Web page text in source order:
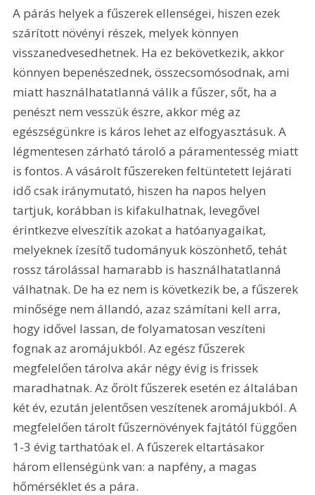
A párás helyek a fűszerek ellenségei, hiszen ezek
szárított növényi részek, melyek könnyen
visszanedvesedhetnek. Ha ez bekövetkezik, akkor
könnyen bepenészednek, összecsomósodnak, ami
miatt használhatatlanná válik a fűszer, sőt, ha a
penészt nem vesszük észre, akkor még az
egészségünkre is káros lehet az elfogyasztásuk. A
légmentesen zárható tároló a páramentesség miatt
is fontos. A vásárolt fűszereken feltüntetett lejárati
idő csak iránymutató, hiszen ha napos helyen
tartjuk, korábban is kifakulhatnak, levegővel
érintkezve elveszítik azokat a hatóanyagaikat,
melyeknek ízesítő tudományuk köszönhető, tehát
rossz tárolással hamarabb is használhatatlanná
válhatnak. De ha ez nem is következik be, a fűszerek
minősége nem állandó, azaz számítani kell arra,
hogy idővel lassan, de folyamatosan veszíteni
fognak az aromájukból. Az egész fűszerek
megfelelően tárolva akár négy évig is frissek
maradhatnak. Az őrölt fűszerek esetén ez általában
két év, ezután jelentősen veszítenek aromájukból. A
megfelelően tárolt fűszernövények fajtától függően
1-3 évig tarthatóak el. A fűszerek eltartásakor
három ellenségünk van: a napfény, a magas
hőmérséklet és a pára.